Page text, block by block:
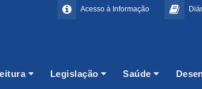
Acesso à Informação
Legislação Saúde